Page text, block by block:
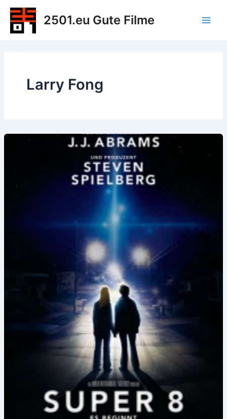
Zum
Inhalt
springen
2501.eu Gute Filme
Larry Fong